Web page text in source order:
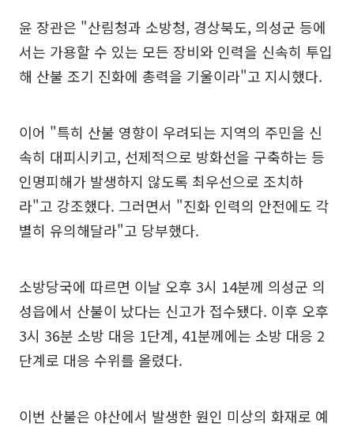
윤 장관은 "산림청과 소방청, 경상북도, 의성군 등에
서는 가용할 수 있는 모든 장비와 인력을 신속히 투입
해 산불 조기 진화에 총력을 기울이라"고 지시했다.
이어 "특히 산불 영향이 우려되는 지역의 주민을 신
속히 대피시키고, 선제적으로 방화선을 구축하는 등
인명피해가 발생하지 않도록 최우선으로 조치하
라"고 강조했다. 그러면서 "진화 인력의 안전에도 각
별히 유의해달라"고 당부했다.
소방당국에 따르면 이날 오후 3시 14분께 의성군 의
성읍에서 산불이 났다는 신고가 접수됐다. 이후 오후
3시 36분 소방 대응 1단계, 41분께에는 소방 대응 2
단계로 대응 수위를 올렸다.
이번 산불은 야산에서 발생한 원인 미상의 화재로 예